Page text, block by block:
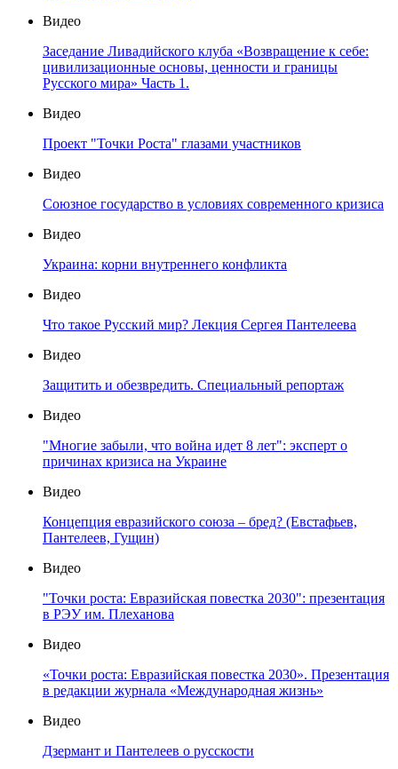
Видео
Заседание Ливадийского клуба «Возвращение к себе:
цивилизационные основы, ценности и границы
Русского мира» Часть 1.
Видео
Проект "Точки Роста" глазами участников
Видео
Союзное государство в условиях современного кризиса
Видео
Украина: корни внутреннего конфликта
Видео
Что такое Русский мир? Лекция Сергея Пантелеева
Видео
Защитить и обезвредить. Специальный репортаж
Видео
"Многие забыли, что война идет 8 лет": эксперт о
причинах кризиса на Украине
Видео
Концепция евразийского союза – бред? (Евстафьев,
Пантелеев, Гущин)
Видео
"Точки роста: Евразийская повестка 2030": презентация
в РЭУ им. Плеханова
Видео
«Точки роста: Евразийская повестка 2030». Презентация
в редакции журнала «Международная жизнь»
Видео
Дзермант и Пантелеев о русскости